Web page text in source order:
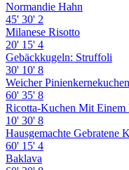
Normandie Hahn
45' 30' 2
Milanese Risotto
20' 15' 4
Gebäckkugeln: Struffoli
30' 10' 8
Weicher Pinienkernekuchen
60' 35' 8
Ricotta-Kuchen Mit Einem
10' 30' 8
Hausgemachte Gebratene
60' 15' 4
Baklava